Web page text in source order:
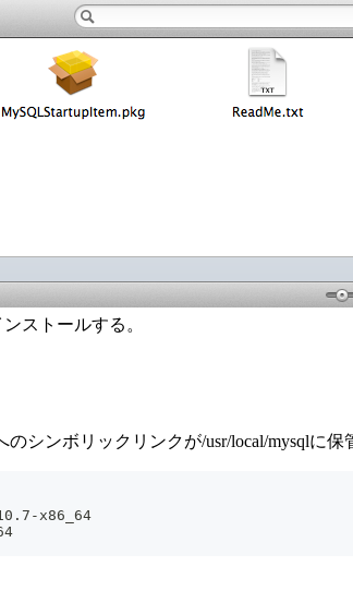
ストールする。
シンボリックリンクが/usr/local/mysqlに保
x86_64